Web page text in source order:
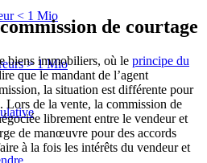
< 1 Mio
> 1 Mio
de courtage
biens immobiliers, où le principe du
que le mandant de l’agent
la situation est différente pour
Lors de la vente, la commission de
librement entre le vendeur et
de manœuvre pour des accords
à la fois les intérêts du vendeur et